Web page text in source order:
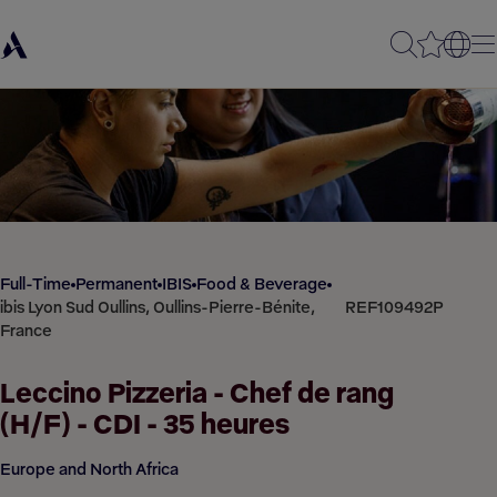
Full-Time Permanent IBIS Food & Beverage
ibis Lyon Sud Oullins, Oullins-Pierre-Bénite,
France
REF109492P
Leccino Pizzeria - Chef de rang
(H/F) - CDI - 35 heures
Europe and North Africa